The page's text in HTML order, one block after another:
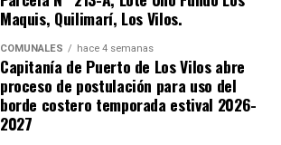
Maquis, Quilimarí, Los Vilos.
COMUNALES hace 4 semanas
Capitanía de Puerto de Los Vilos abre
proceso de postulación para uso del
borde costero temporada estival 2026-
2027